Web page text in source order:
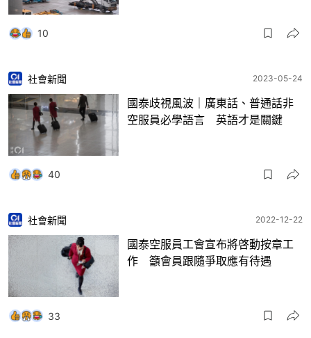
10
社會新聞 2023-05-24
國泰歧視風波｜廣東話、普通話非
空服員必學語言 英語才是關鍵
40
社會新聞 2022-12-22
國泰空服員工會宣布將啓動按章工
作 籲會員跟隨爭取應有待遇
33